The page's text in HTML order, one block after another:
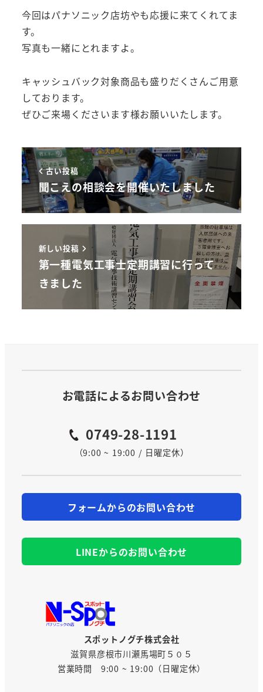
今回はパナソニック店坊やも応援に来てくれてま
す。
写真も一緒にとれますよ。
キャッシュバック対象商品も盛りだくさんご用意
しております。
ぜひご来場くださいます様お願いいたします。
古い投稿
聞こえの相談会を開催いたしました
新しい投稿
第一種電気工事士定期講習に行って
きました
スポットノグチ株式会社
滋賀県彦根市川瀬馬場町５０５
営業時間 9:00 ~ 19:00（日曜定休）
お電話によるお問い合わせ
0749-28-1191
（9:00 ~ 19:00 / 日曜定休）
フォームからのお問い合わせ
LINEからのお問い合わせ